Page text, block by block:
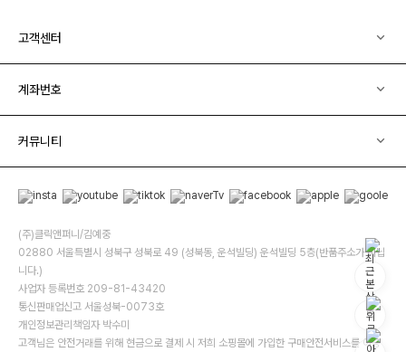
고객센터
계좌번호
커뮤니티
(주)클릭앤퍼니/김예중
02880 서울특별시 성북구 성북로 49 (성북동, 운석빌딩) 운석빌딩 5층(반품주소가 아닙
니다.)
사업자 등록번호 209-81-43420
통신판매업신고 서울성북-0073호
개인정보관리책임자 박수미
고객님은 안전거래를 위해 현금으로 결제 시 저희 소핑몰에 가입한 구매안전서비스를 이용